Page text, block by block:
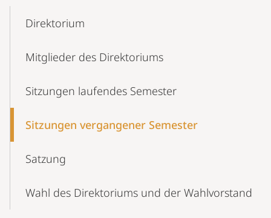
NavigationDirektorium
Mitglieder des Direktoriums
Sitzungen laufendes Semester
Sitzungen vergangener Semester
Satzung
Wahl des Direktoriums und der Wahlvorstand